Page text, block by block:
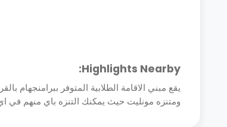
Highlights Nearby:
ومتنزه مونليت حيث يمكنك التنزه باي منهم في